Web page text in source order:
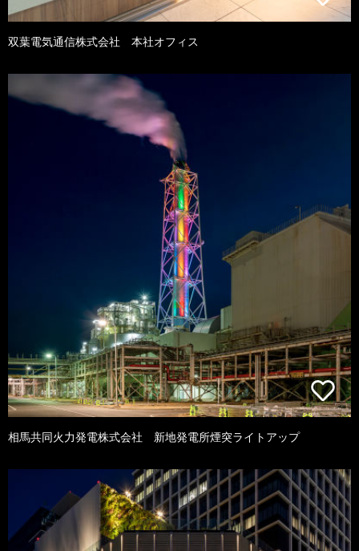
双葉電気通信株式会社 本社オフィス
相馬共同火力発電株式会社 新地発電所煙突ライトアップ